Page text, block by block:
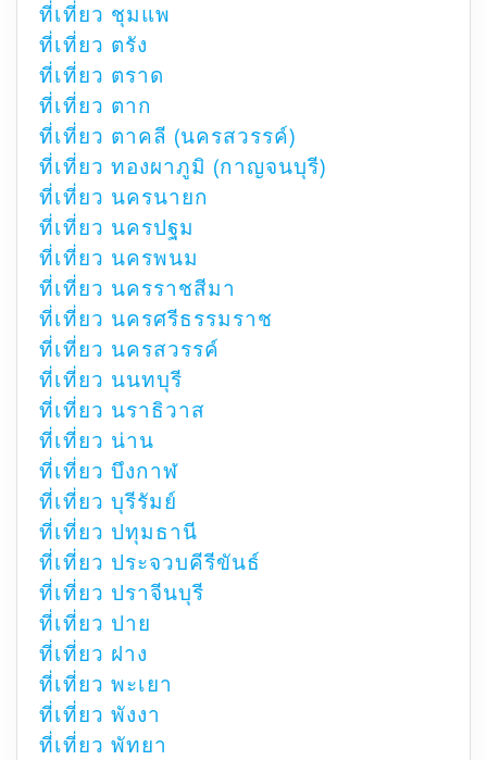
ที่เที่ยว ชุมแพ
ที่เที่ยว ตรัง
ที่เที่ยว ตราด
ที่เที่ยว ตาก
ที่เที่ยว ตาคลี (นครสวรรค์)
ที่เที่ยว ทองผาภูมิ (กาญจนบุรี)
ที่เที่ยว นครนายก
ที่เที่ยว นครปฐม
ที่เที่ยว นครพนม
ที่เที่ยว นครราชสีมา
ที่เที่ยว นครศรีธรรมราช
ที่เที่ยว นครสวรรค์
ที่เที่ยว นนทบุรี
ที่เที่ยว นราธิวาส
ที่เที่ยว น่าน
ที่เที่ยว บึงกาฬ
ที่เที่ยว บุรีรัมย์
ที่เที่ยว ปทุมธานี
ที่เที่ยว ประจวบคีรีขันธ์
ที่เที่ยว ปราจีนบุรี
ที่เที่ยว ปาย
ที่เที่ยว ฝาง
ที่เที่ยว พะเยา
ที่เที่ยว พังงา
ที่เที่ยว พัทยา